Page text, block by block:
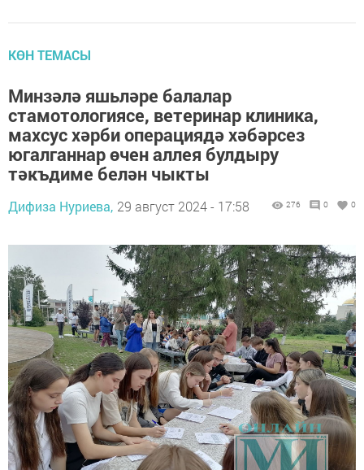
КӨН ТЕМАСЫ
Минзәлә яшьләре балалар
стамотологиясе, ветеринар клиника,
махсус хәрби операциядә хәбәрсез
югалганнар өчен аллея булдыру
тәкъдиме белән чыкты
Дифиза Нуриева, 29 август 2024 - 17:58 276 0 0